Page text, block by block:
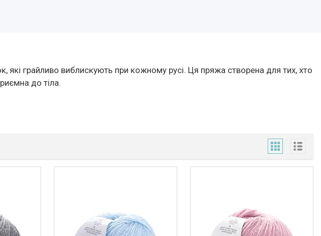
грайливо виблискують при кожному русі. Ця пряжа створена для тих, хто
до тіла.